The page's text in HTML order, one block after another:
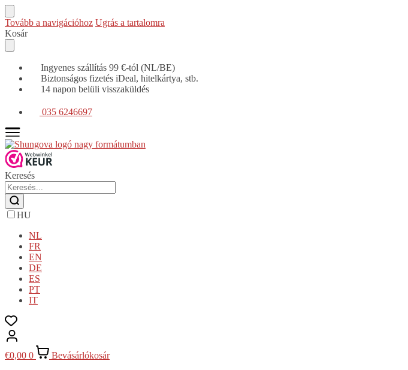
Tovább a navigációhoz Ugrás a tartalomra
Kosár
Ingyenes szállítás 99 €-tól (NL/BE)
Biztonságos fizetés iDeal, hitelkártya, stb.
14 napon belüli visszaküldés
035 6246697
Keresés
HU
NL
FR
EN
DE
ES
PT
IT
€0,00 0
Bevásárlókosár